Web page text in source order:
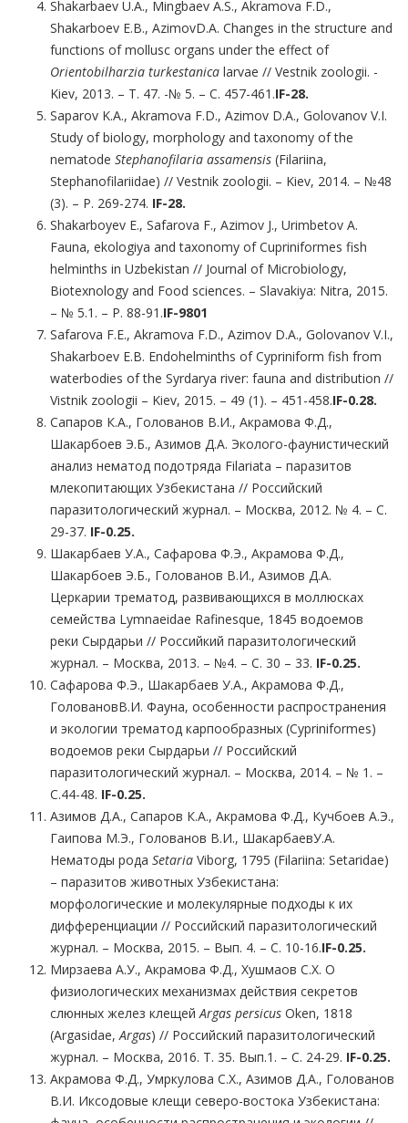
Shakarbaev U.A., Mingbaev A.S., Akramova F.D.,
Shakarboev E.B., AzimovD.A. Changes in the structure and
functions of mollusc organs under the effect of
Orientobilharzia turkestanica larvae // Vestnik zoologii. -
Kiev, 2013. – Т. 47. -№ 5. – С. 457-461.IF-28.
Saparov K.A., Akramova F.D., Azimov D.A., Golovanov V.I.
Study of biology, morphology and taxonomy of the
nematode Stephanofilaria assamensis (Filariina,
Stephanofilariidae) // Vestnik zoologii. – Kiev, 2014. – №48
(3). – P. 269-274. IF-28.
Shakarboyev E., Safarova F., Azimov J., Urimbetov A.
Fauna, ekologiya and taxonomy of Cupriniformes fish
helminths in Uzbekistan // Journal of Microbiology,
Biotexnology and Food sciences. – Slavakiya: Nitra, 2015.
– № 5.1. – P. 88-91.IF-9801
Safarova F.E., Akramova F.D., Azimov D.A., Golovanov V.I.,
Shakarboev E.B. Endohelminths of Cypriniform fish from
waterbodies of the Syrdarya river: fauna and distribution //
Vistnik zoologii – Kiev, 2015. – 49 (1). – 451-458.IF-0.28.
Сапаров К.А., Голованов В.И., Акрамова Ф.Д.,
Шакарбоев Э.Б., Азимов Д.А. Эколого-фаунистический
анализ нематод подотряда Filariata – паразитов
млекопитающих Узбекистана // Российский
паразитологический журнал. – Москва, 2012. № 4. – С.
29-37. IF-0.25.
Шакарбаев У.А., Сафарова Ф.Э., Акрамова Ф.Д.,
Шакарбоев Э.Б., Голованов В.И., Азимов Д.А.
Церкарии трематод, развивающихся в моллюсках
семейства Lymnaeidae Rafinesque, 1845 водоемов
реки Сырдарьи // Российкий паразитологический
журнал. – Москва, 2013. – №4. – С. 30 – 33. IF-0.25.
Сафарова Ф.Э., Шакарбаев У.А., Акрамова Ф.Д.,
ГоловановВ.И. Фауна, особенности распространения
и экологии трематод карпообразных (Cypriniformes)
водоемов реки Сырдарьи // Российский
паразитологический журнал. – Москва, 2014. – № 1. –
С.44-48. IF-0.25.
Азимов Д.А., Сапаров К.А., Акрамова Ф.Д., Кучбoев А.Э.,
Гаипова М.Э., Голованов В.И., ШакарбаевУ.А.
Нематоды рода Setaria Viborg, 1795 (Filariina: Setaridae)
– паразитов животных Узбекистана:
морфологические и молекулярные подходы к их
дифференциации // Российский паразитологический
журнал. – Москва, 2015. – Вып. 4. – С. 10-16.IF-0.25.
Мирзаева А.У., Акрамова Ф.Д., Хушмаов С.Х. О
физиологических механизмах действия секретов
слюнных желез клещейArgas persicus Oken, 1818
(Argasidae,Argas) // Российский паразитологический
журнал. – Москва, 2016. Т. 35. Вып.1. – С. 24-29. IF-0.25.
Акрамова Ф.Д., Умркулова С.Х., Азимов Д.А., Голованов
В.И. Иксодовые клещи северо-востока Узбекистана: